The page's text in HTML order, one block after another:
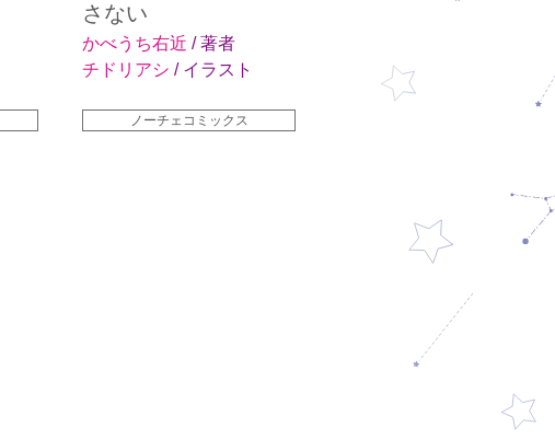
さない
かべうち右近 / 著者
チドリアシ / イラスト
ノーチェコミックス